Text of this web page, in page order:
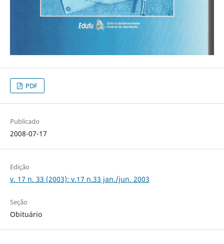
PDF
Publicado
2008-07-17
Edição
v. 17 n. 33 (2003): v.17 n.33 jan./jun. 2003
Seção
Obituário